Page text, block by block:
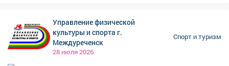
страны для участия в летних Олимпийских играх 2028
года. В программу вошли соревнования по 44 видам
спорта. Старты примут семь регионов России на 43
Управление физической
культуры и спорта г.
Междуреченск
28 июля 2026
Спорт и туризм